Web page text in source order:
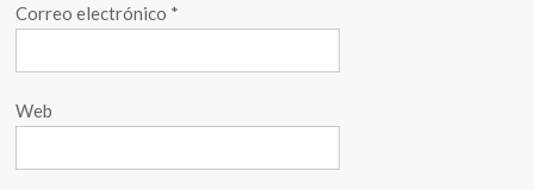
Correo electrónico *
Web